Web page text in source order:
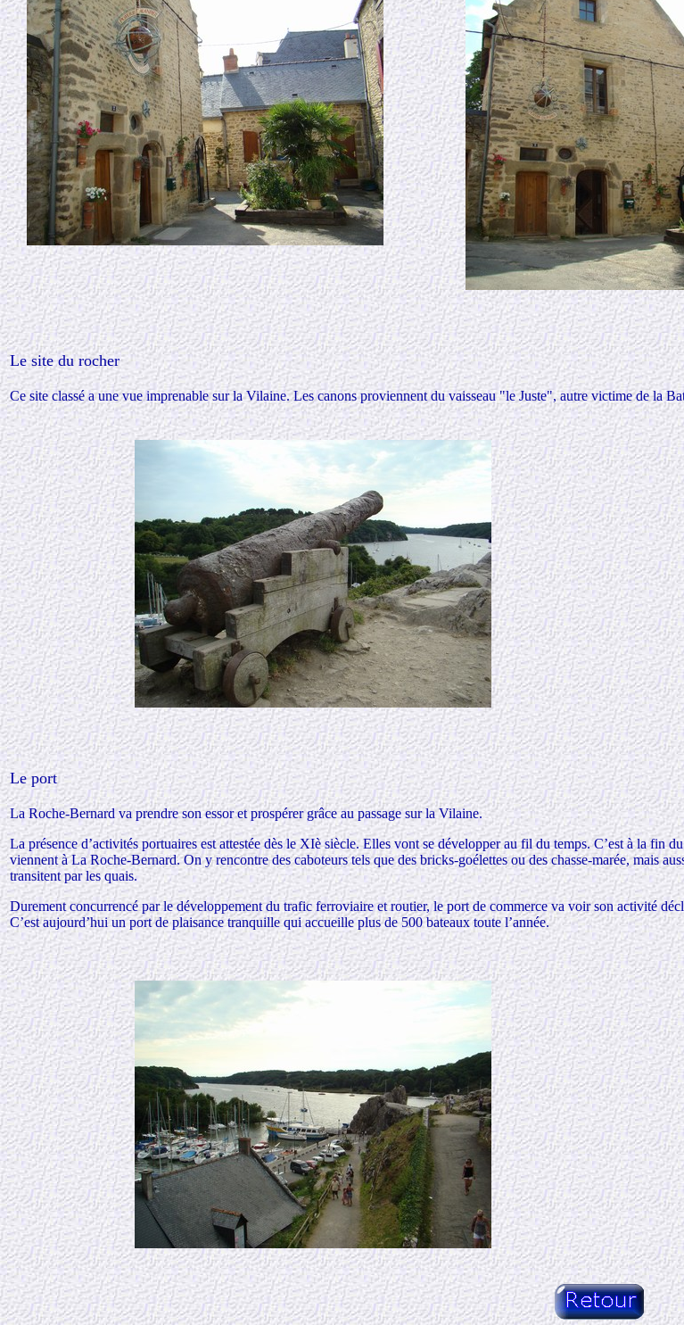
Le site du rocher
Ce site classé a une vue imprenable sur la Vilaine. Les canons proviennent du vaisseau "le Juste", autre victime de la
Le port
La Roche-Bernard va prendre son essor et prospérer grâce au passage sur la Vilaine.
La présence d’activités portuaires est attestée dès le XIè siècle. Elles vont se développer au fil du temps. C’est à la
viennent à La Roche-Bernard. On y rencontre des caboteurs tels que des bricks-goélettes ou des chasse-marée, mais
transitent par les quais.
Durement concurrencé par le développement du trafic ferroviaire et routier, le port de commerce va voir son activité
C’est aujourd’hui un port de plaisance tranquille qui accueille plus de 500 bateaux toute l’année.